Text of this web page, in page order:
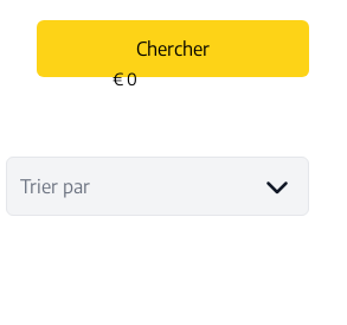
Chercher
Trier par